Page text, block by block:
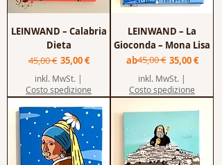
LEINWAND – Calabria
Dieta
Standardpreis
45,00 € Sale-Preis
35,00 €
inkl. MwSt. |
Costo spedizione
LEINWAND – La
Gioconda – Mona Lisa
ab
Standardpreis
45,00 € 35,00 €
Sale-Preis
inkl. MwSt. |
Costo spedizione